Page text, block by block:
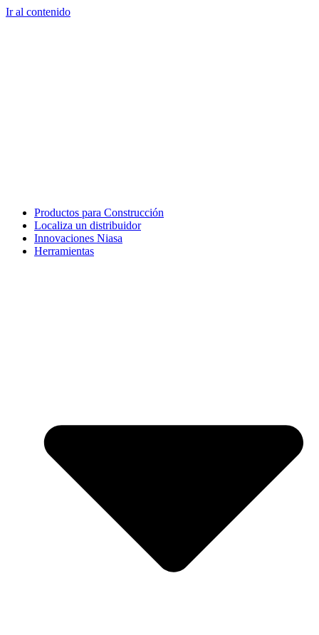
Ir al contenido
Productos para Construcción
Localiza un distribuidor
Innovaciones Niasa
Herramientas